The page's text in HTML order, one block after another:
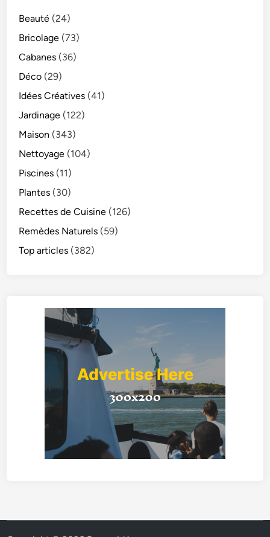
Beauté (24)
Bricolage (73)
Cabanes (36)
Déco (29)
Idées Créatives (41)
Jardinage (122)
Maison (343)
Nettoyage (104)
Piscines (11)
Plantes (30)
Recettes de Cuisine (126)
Remèdes Naturels (59)
Top articles (382)